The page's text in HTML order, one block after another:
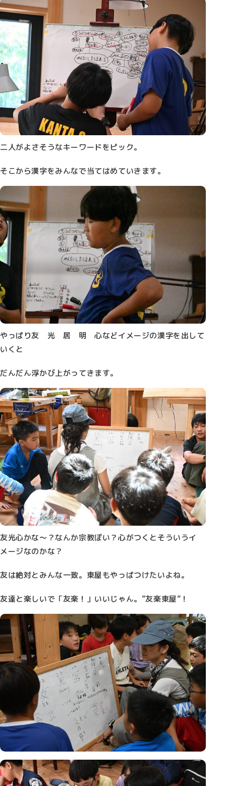
二人がよさそうなキーワードをピック。
そこから漢字をみんなで当てはめていきます。
やっぱり友 光 居 明 心などイメージの漢字を出して
いくと
だんだん浮かび上がってきます。
友光心かな～？なんか宗教ぽい？心がつくとそういうイ
メージなのかな？
友は絶対とみんな一致。東屋もやっぱつけたいよね。
友達と楽しいで「友楽！」いいじゃん。”友楽東屋”！